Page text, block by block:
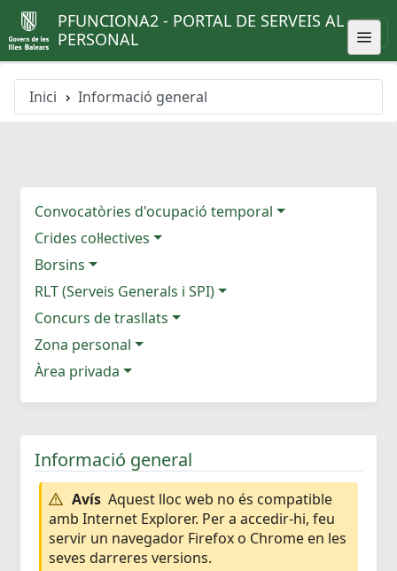
PFUNCIONA2 - PORTAL DE SERVEIS AL
PERSONAL
Inici Informació general
Convocatòries d'ocupació temporal
Crides col·lectives
Borsins
RLT (Serveis Generals i SPI)
Concurs de trasllats
Zona personal
Àrea privada
Informació general
Avís Aquest lloc web no és compatible
amb Internet Explorer. Per a accedir-hi, feu
servir un navegador Firefox o Chrome en les
seves darreres versions.